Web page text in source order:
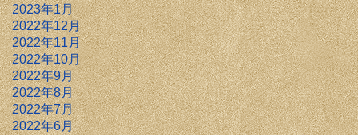
2023年1月
2022年12月
2022年11月
2022年10月
2022年9月
2022年8月
2022年7月
2022年6月